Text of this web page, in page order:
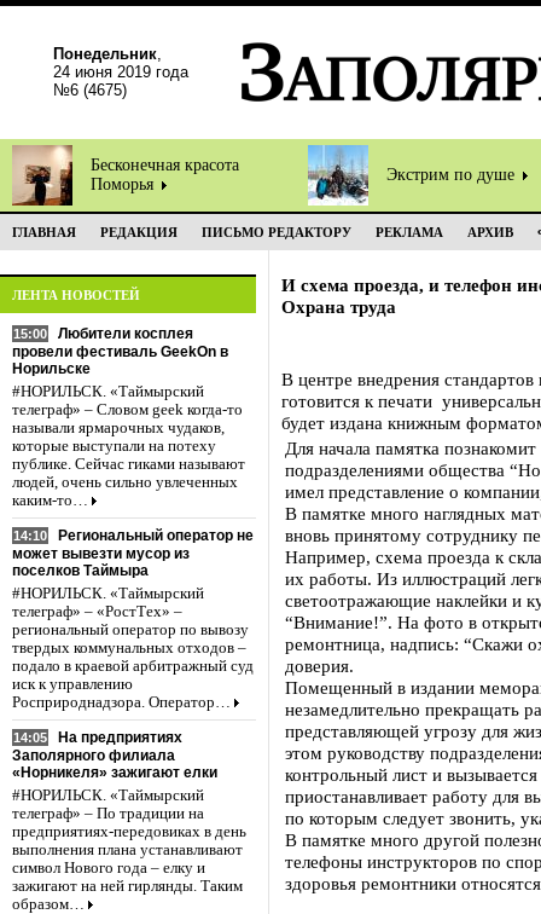
Понедельник,
24 июня 2019 года
№6 (4675)
Бесконечная красота
Поморья
Экстрим по душе
ГЛАВНАЯ РЕДАКЦИЯ ПИСЬМО РЕДАКТОРУ РЕКЛАМА АРХИВ
ЛЕНТА НОВОСТЕЙ
15:00
Любители косплея
провели фестиваль GeekOn в
Норильске
#НОРИЛЬСК. «Таймырский
телеграф» – Словом geek когда-то
называли ярмарочных чудаков,
которые выступали на потеху
публике. Сейчас гиками называют
людей, очень сильно увлеченных
каким-то…
14:10
Региональный оператор не
может вывезти мусор из
поселков Таймыра
#НОРИЛЬСК. «Таймырский
телеграф» – «РостТех» –
региональный оператор по вывозу
твердых коммунальных отходов –
подало в краевой арбитражный суд
иск к управлению
Росприроднадзора. Оператор…
14:05
На предприятиях
Заполярного филиала
«Норникеля» зажигают елки
#НОРИЛЬСК. «Таймырский
телеграф» – По традиции на
предприятиях-передовиках в день
выполнения плана устанавливают
символ Нового года – елку и
зажигают на ней гирлянды. Таким
образом…
И схема проезда, и телефон
Охрана труда
В центре внедрения
готовится к печати
будет издана книжным
Для начала памятка
подразделениями общества
имел представление о
В памятке много наглядных
вновь принятому сотруднику
Например, схема проезда к
их работы. Из иллюстраций
светоотражающие наклейки и
“Внимание!”. На фото в
ремонтница, надпись: “Скажи
доверия.
Помещенный в издании
незамедлительно прекращать
представляющей угрозу для
этом руководству
контрольный лист и
приостанавливает работу для
по которым следует звонить,
В памятке много другой
телефоны инструкторов по
здоровья ремонтники